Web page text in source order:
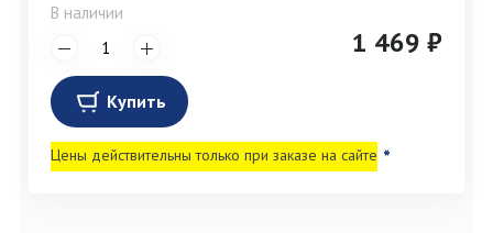
В наличии
1 469 ₽
Купить
Цены действительны только при заказе на сайте *